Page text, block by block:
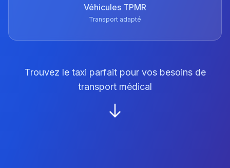
Véhicules TPMR
Transport adapté
Trouvez le taxi parfait pour vos besoins de
transport médical